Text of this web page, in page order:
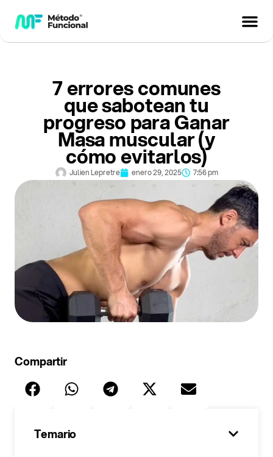
7 errores comunes
que sabotean tu
progreso para Ganar
Masa muscular (y
cómo evitarlos)
Julien Lepretre enero 29, 2025 7:56 pm
Temario
Compartir